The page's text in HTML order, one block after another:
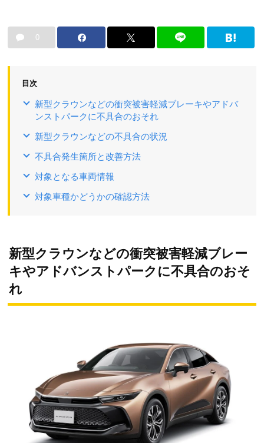
0
目次
新型クラウンなどの衝突被害軽減ブレーキやアドバ
ンストパークに不具合のおそれ
新型クラウンなどの不具合の状況
不具合発生箇所と改善方法
対象となる車両情報
対象車種かどうかの確認方法
新型クラウンなどの衝突被害軽減ブレー
キやアドバンストパークに不具合のおそ
れ